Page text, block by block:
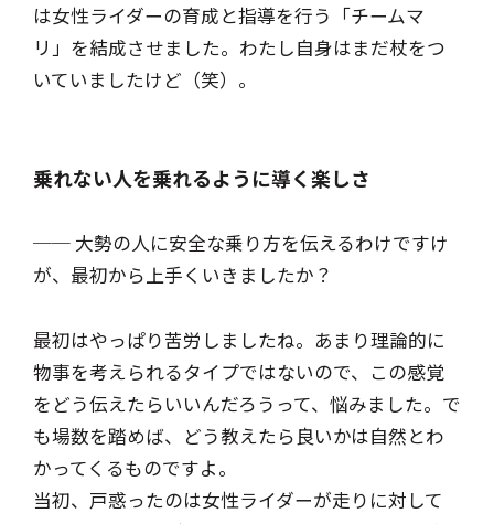
は女性ライダーの育成と指導を行う「チームマ
リ」を結成させました。わたし自身はまだ杖をつ
いていましたけど（笑）。
乗れない人を乗れるように導く楽しさ
── 大勢の人に安全な乗り方を伝えるわけですけ
が、最初から上手くいきましたか？
最初はやっぱり苦労しましたね。あまり理論的に
物事を考えられるタイプではないので、この感覚
をどう伝えたらいいんだろうって、悩みました。で
も場数を踏めば、どう教えたら良いかは自然とわ
かってくるものですよ。
当初、戸惑ったのは女性ライダーが走りに対して